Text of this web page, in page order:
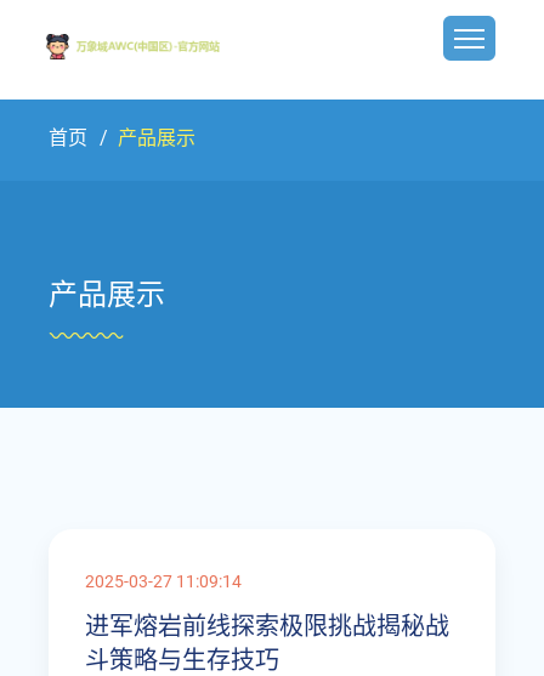
首页 产品展示
产品展示
2025-03-27 11:09:14
进军熔岩前线探索极限挑战揭秘战
斗策略与生存技巧